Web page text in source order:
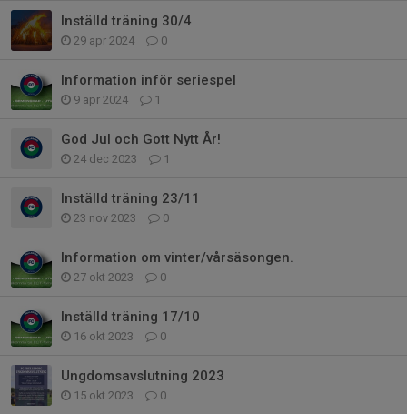
Inställd träning 30/4
29 apr 2024 0
Information inför seriespel
9 apr 2024 1
God Jul och Gott Nytt År!
24 dec 2023 1
Inställd träning 23/11
23 nov 2023 0
Information om vinter/vårsäsongen.
27 okt 2023 0
Inställd träning 17/10
16 okt 2023 0
Ungdomsavslutning 2023
15 okt 2023 0